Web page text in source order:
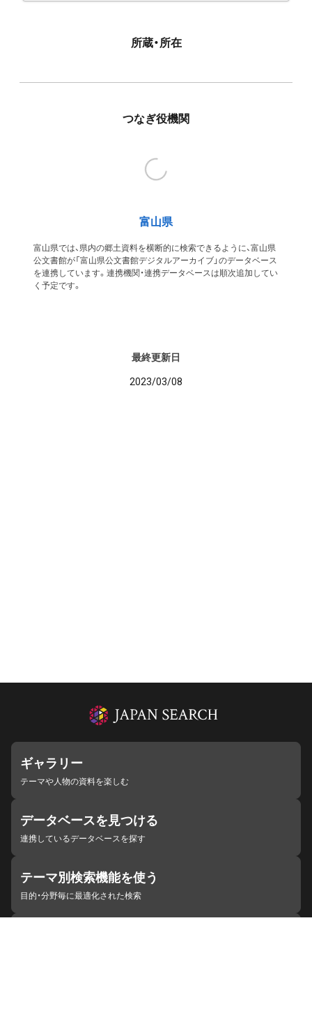
所蔵・所在
つなぎ役機関
富山県
富山県では、県内の郷土資料を横断的に検索できるように、富山県
公文書館が「富山県公文書館デジタルアーカイブ」のデータベース
を連携しています。連携機関・連携データベースは順次追加してい
く予定です。
最終更新日
2023/03/08
ギャラリー
テーマや人物の資料を楽しむ
データベースを見つける
連携しているデータベースを探す
テーマ別検索機能を使う
目的・分野毎に最適化された検索